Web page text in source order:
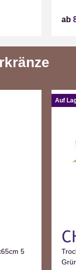
ab
5
Auf